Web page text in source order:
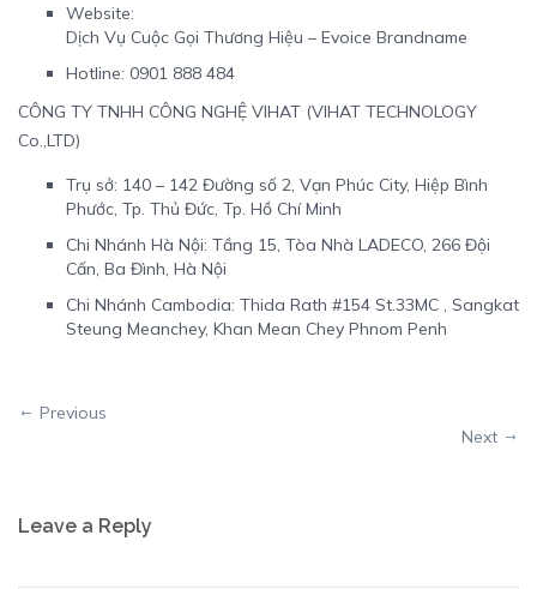
Website:
Dịch Vụ Cuộc Gọi Thương Hiệu – Evoice Brandname
Hotline: 0901 888 484
CÔNG TY TNHH CÔNG NGHỆ VIHAT (VIHAT TECHNOLOGY
Co.,LTD)
Trụ sở: 140 – 142 Đường số 2, Vạn Phúc City, Hiệp Bình
Phước, Tp. Thủ Đức, Tp. Hồ Chí Minh
Chi Nhánh Hà Nội: Tầng 15, Tòa Nhà LADECO, 266 Đội
Cấn, Ba Đình, Hà Nội
Chi Nhánh Cambodia: Thida Rath #154 St.33MC , Sangkat
Steung Meanchey, Khan Mean Chey Phnom Penh
Previous
Next
Leave a Reply